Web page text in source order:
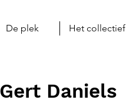
De plek Het collectief
Daniels